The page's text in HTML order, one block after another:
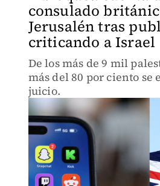
consulado
Jerusalén tras
criticando a Israel
De los más de 9 mil
más del 80 por ciento se
juicio.